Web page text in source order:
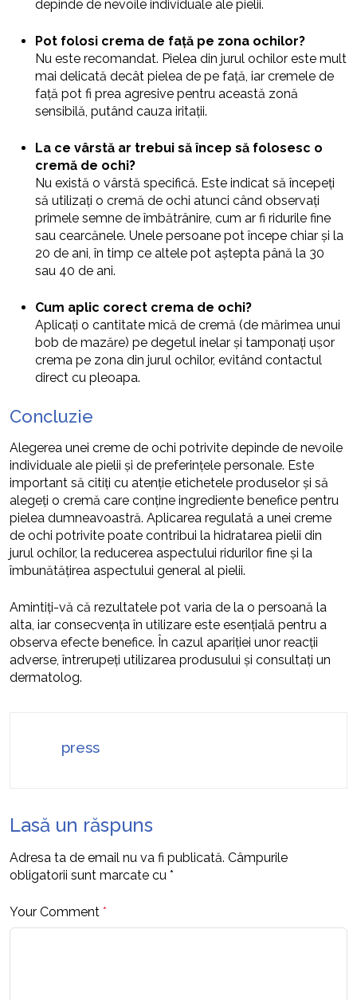
depinde de nevoile individuale ale pielii.
Pot folosi crema de față pe zona ochilor?
Nu este recomandat. Pielea din jurul ochilor este mult
mai delicată decât pielea de pe față, iar cremele de
față pot fi prea agresive pentru această zonă
sensibilă, putând cauza iritații.
La ce vârstă ar trebui să încep să folosesc o
cremă de ochi?
Nu există o vârstă specifică. Este indicat să începeți
să utilizați o cremă de ochi atunci când observați
primele semne de îmbătrânire, cum ar fi ridurile fine
sau cearcănele. Unele persoane pot începe chiar și la
20 de ani, în timp ce altele pot aștepta până la 30
sau 40 de ani.
Cum aplic corect crema de ochi?
Aplicați o cantitate mică de cremă (de mărimea unui
bob de mazăre) pe degetul inelar și tamponați ușor
crema pe zona din jurul ochilor, evitând contactul
direct cu pleoapa.
Concluzie
Alegerea unei creme de ochi potrivite depinde de nevoile
individuale ale pielii și de preferințele personale. Este
important să citiți cu atenție etichetele produselor și să
alegeți o cremă care conține ingrediente benefice pentru
pielea dumneavoastră. Aplicarea regulată a unei creme
de ochi potrivite poate contribui la hidratarea pielii din
jurul ochilor, la reducerea aspectului ridurilor fine și la
îmbunătățirea aspectului general al pielii.
Amintiți-vă că rezultatele pot varia de la o persoană la
alta, iar consecvența în utilizare este esențială pentru a
observa efecte benefice. În cazul apariției unor reacții
adverse, întrerupeți utilizarea produsului și consultați un
dermatolog.
press
Lasă un răspuns
Adresa ta de email nu va fi publicată. Câmpurile
obligatorii sunt marcate cu *
Your Comment *